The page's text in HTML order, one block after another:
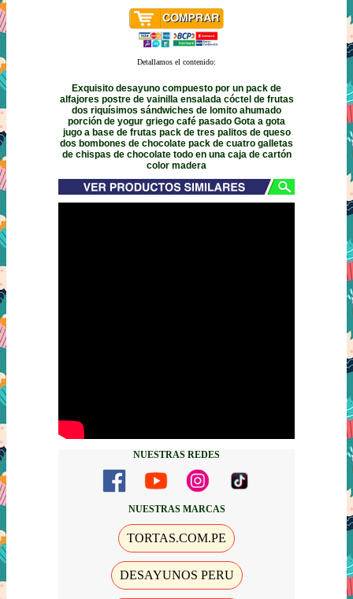
Detallamos el contenido:
Exquisito desayuno compuesto por un pack de
alfajores postre de vainilla ensalada cóctel de frutas
dos riquísimos sándwiches de lomito ahumado
porción de yogur griego café pasado Gota a gota
jugo a base de frutas pack de tres palitos de queso
dos bombones de chocolate pack de cuatro galletas
de chispas de chocolate todo en una caja de cartón
color madera
NUESTRAS REDES
NUESTRAS MARCAS
TORTAS.COM.PE
DESAYUNOS PERU